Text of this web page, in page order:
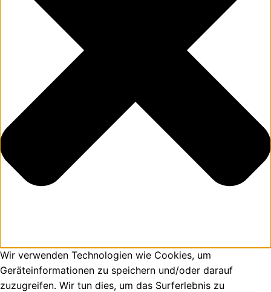
Wir verwenden Technologien wie Cookies, um
Geräteinformationen zu speichern und/oder darauf
zuzugreifen. Wir tun dies, um das Surferlebnis zu